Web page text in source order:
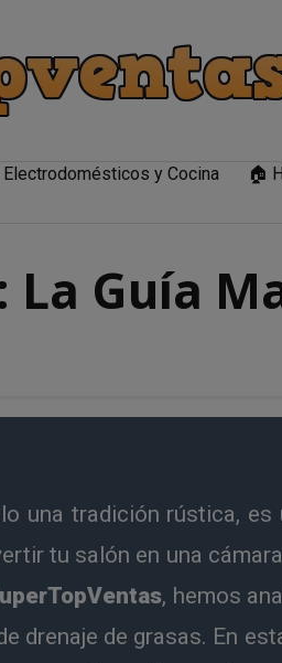
Electrodomésticos y Cocina 🏠
Guía
una tradición rústica,
tu salón en una
, hemos
drenaje de grasas. En